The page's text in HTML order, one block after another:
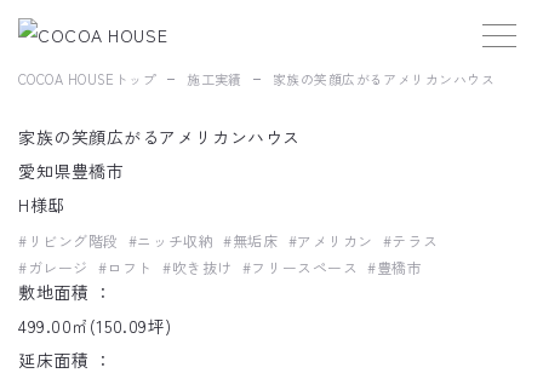
COCOA HOUSEトップ 施工実績 家族の笑顔広がるアメリカンハウス
家族の笑顔広がるアメリカンハウス
愛知県豊橋市
H様邸
#リビング階段 #ニッチ収納 #無垢床 #アメリカン #テラス
#ガレージ #ロフト #吹き抜け #フリースペース #豊橋市
敷地面積 ：
499.00㎡(150.09坪)
延床面積 ：